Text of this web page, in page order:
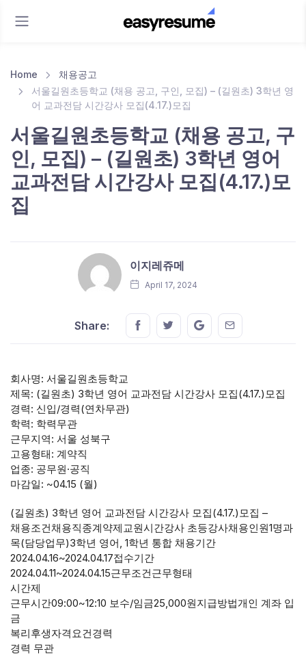
Home
채용공고
서울길원초등학교 (채용 공고, 구인, 모집) – (길원초) 3학년 영
어 교과전담 시간강사 모집(4.17.)모집
서울길원초등학교 (채용 공고, 구
인, 모집) – (길원초) 3학년 영어
교과전담 시간강사 모집(4.17.)모
집
이지레쥬메
April 17, 2024
Share: Share this on FaceBook
Share this on Twitter
Share this on GMail
Share this on
회사명: 서울길원초등학교
제목: (길원초) 3학년 영어 교과전담 시간강사 모집(4.17.)모집
경력: 신입/경력(연차무관)
학력: 학력무관
근무지역: 서울 성북구
고용형태: 계약직
업종: 공무원·공직
마감일: ~04.15 (월)
(길원초) 3학년 영어 교과전담 시간강사 모집(4.17.)모집 –
채용조건채용직종계약제교원시간강사 초등강사채용인원1명과
목(담당업무)3학년 영어, 1학년 통합 채용기간
2024.04.16~2024.04.17접수기간
2024.04.11~2024.04.15근무조건근무형태
시간제
근무시간09:00~12:10 보수/임금25,000원지급방법개인 계좌 입
금
복리후생자격요건경력
경력 무관